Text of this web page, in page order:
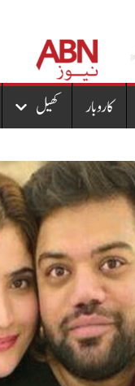
کاروبار کھیل